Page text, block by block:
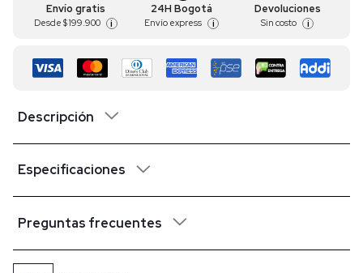
Envío gratis
Desde $ 199.900 i
24H Bogotá
Envío express i
Devoluciones
Sin costo i
Descripción
Especificaciones
Preguntas frecuentes